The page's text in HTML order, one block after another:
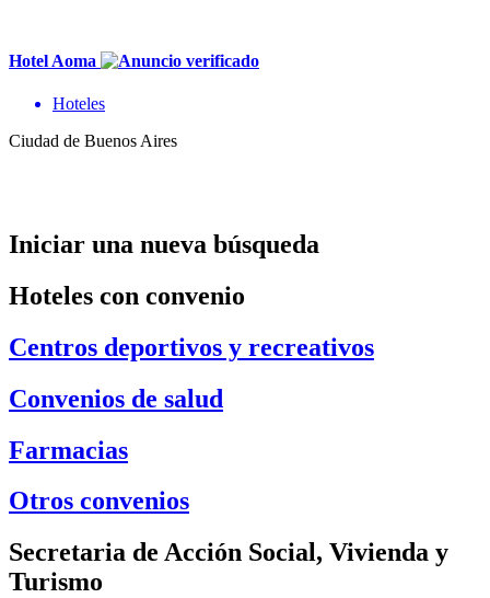
Hotel Aoma
Hoteles
Ciudad de Buenos Aires
Iniciar una nueva búsqueda
Hoteles con convenio
Centros deportivos y recreativos
Convenios de salud
Farmacias
Otros convenios
Secretaria de Acción Social, Vivienda y
Turismo